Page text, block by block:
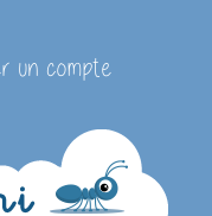
un compte